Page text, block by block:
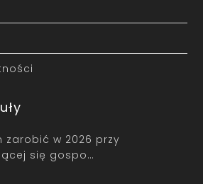
zarobić w 2026 przy
się gospo…